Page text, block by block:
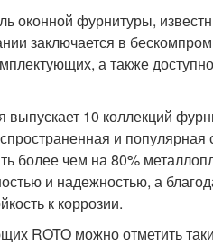
оконной фурнитуры,
заключается в
а также
10 коллекций
и
более чем на 80%
и надежностью, а
к коррозии.
ROTO можно отметить